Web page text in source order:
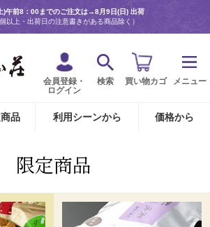
)午前8：00までのご注文は→8月9日(日) 出荷
以上・出荷日の注意書きがある商品除く）
会員登録・
ログイン
検索 買い物カゴ メニュー
品 利用シーンから 価格から
限定商品